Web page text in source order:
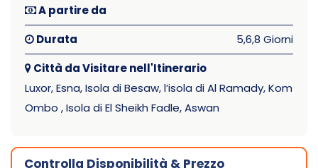
A partire da
Durata
5,6,8 Giorni
Città da Visitare nell'Itinerario
Luxor, Esna, Isola di Besaw, l’isola di Al Ramady, Kom
Ombo , Isola di El Sheikh Fadle, Aswan
Controlla Disponibilità & Prezzo